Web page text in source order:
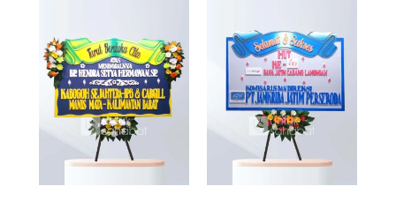
was:
Rp599.000.
is:
Rp575.000.